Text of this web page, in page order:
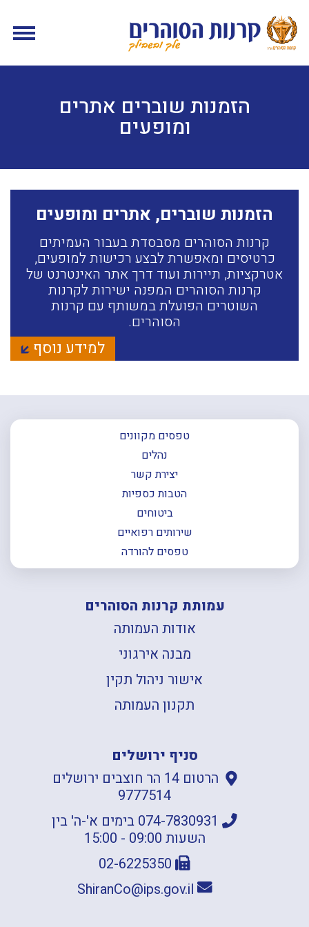
הזמנות שוברים אתרים
ומופעים
הזמנות שוברים, אתרים ומופעים
קרנות הסוהרים מסבסדת בעבור העמיתים
כרטיסים ומאפשרת לבצע רכישות למופעים,
אטרקציות, תיירות ועוד דרך אתר האינטרנט של
קרנות הסוהרים המפנה ישירות לקרנות
השוטרים הפועלת במשותף עם קרנות
הסוהרים.
למידע נוסף
טפסים מקוונים
נהלים
יצירת קשר
הטבות כספיות
ביטוחים
שירותים רפואיים
טפסים להורדה
עמותת קרנות הסוהרים
אודות העמותה
מבנה אירגוני
אישור ניהול תקין
תקנון העמותה
סניף ירושלים
הרטום 14 הר חוצבים ירושלים
9777514
074-7830931 בימים א'-ה' בין
השעות 09:00 - 15:00
ShiranCo@ips.gov.il